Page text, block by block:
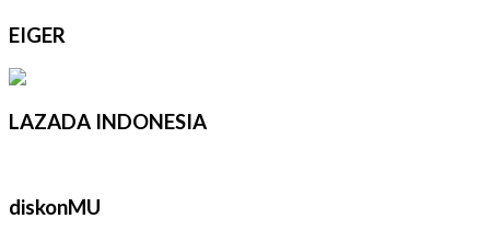
EIGER
LAZADA INDONESIA
diskonMU